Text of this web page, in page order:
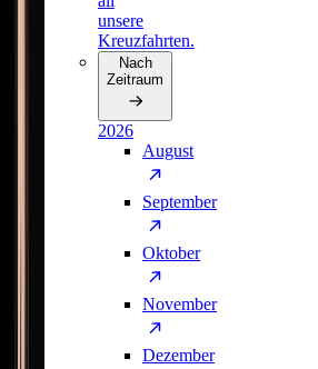
unsere
Kreuzfahrten.
Nach
Zeitraum
2026
August
September
Oktober
November
Dezember